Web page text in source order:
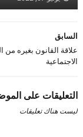
السابق
علاقة القانون بغيره من
الاجتماعية
التعليقات على
ليست هناك تعليقات